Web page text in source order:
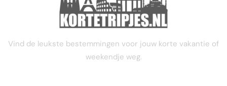
STEL JE EIGEN TRIP SAMEN
Vind de leukste bestemmingen voor jouw korte vakantie of
weekendje weg.